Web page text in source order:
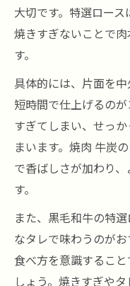
大切です。特選ロース
焼きすぎないことで
す。
具体的には、片面を
短時間で仕上げるの
すぎてしまい、せっ
まいます。焼肉 牛炭
で香ばしさが加わり
す。
また、黒毛和牛の特
なタレで味わうのが
食べ方を意識するこ
しょう。焼きすぎや